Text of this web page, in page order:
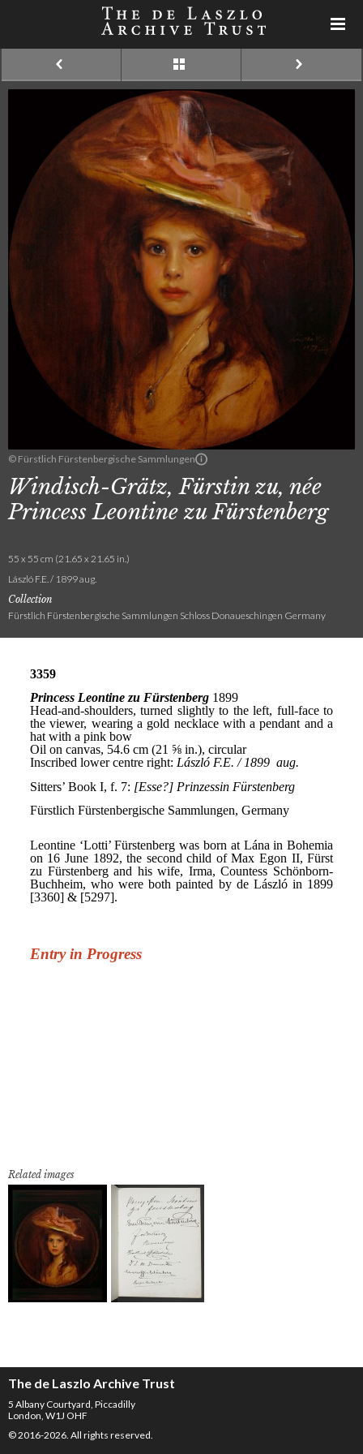
© Fürstlich Fürstenbergische Sammlungen
Windisch-Grätz, Fürstin zu, née
Princess Leontine zu Fürstenberg
55 x 55 cm (21.65 x 21.65 in.)
László F.E. / 1899 aug.
Collection
Fürstlich Fürstenbergische Sammlungen Schloss Donaueschingen Germany
Related images
The de Laszlo Archive Trust
5 Albany Courtyard, Piccadilly
London, W1J OHF
© 2016-2026. All rights reserved.